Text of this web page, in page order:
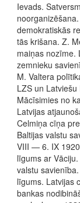
Ievads.
demokratiskās
tās krišana. Z.
maiņas nozīme.
zemnieku
M. Valtera
LZS un
Mācīsimies no
Latvijas
Celmiņa cīņa
Baltijas valstu
VIII — 6. IX
līgums ar
valstu
līgums. Latvijas
bankas